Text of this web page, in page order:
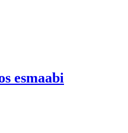
esmaabi